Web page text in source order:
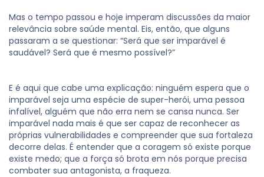
Mas o tempo passou e hoje imperam discussões da maior
relevância sobre saúde mental. Eis, então, que alguns
passaram a se questionar: “Será que ser imparável é
saudável? Será que é mesmo possível?”
E é aqui que cabe uma explicação: ninguém espera que o
imparável seja uma espécie de super-herói, uma pessoa
infalível, alguém que não erra nem se cansa nunca. Ser
imparável nada mais é que ser capaz de reconhecer as
próprias vulnerabilidades e compreender que sua fortaleza
decorre delas. É entender que a coragem só existe porque
existe medo; que a força só brota em nós porque precisa
combater sua antagonista, a fraqueza.